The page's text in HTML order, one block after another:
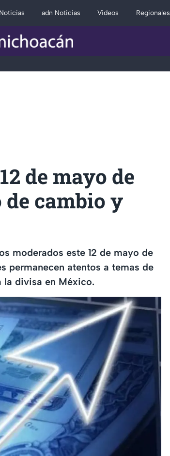
Noticias adn Noticias Videos Regionales
de mayo de
cambio y
moderados este 12 de mayo de
permanecen atentos a temas de
divisa en México.